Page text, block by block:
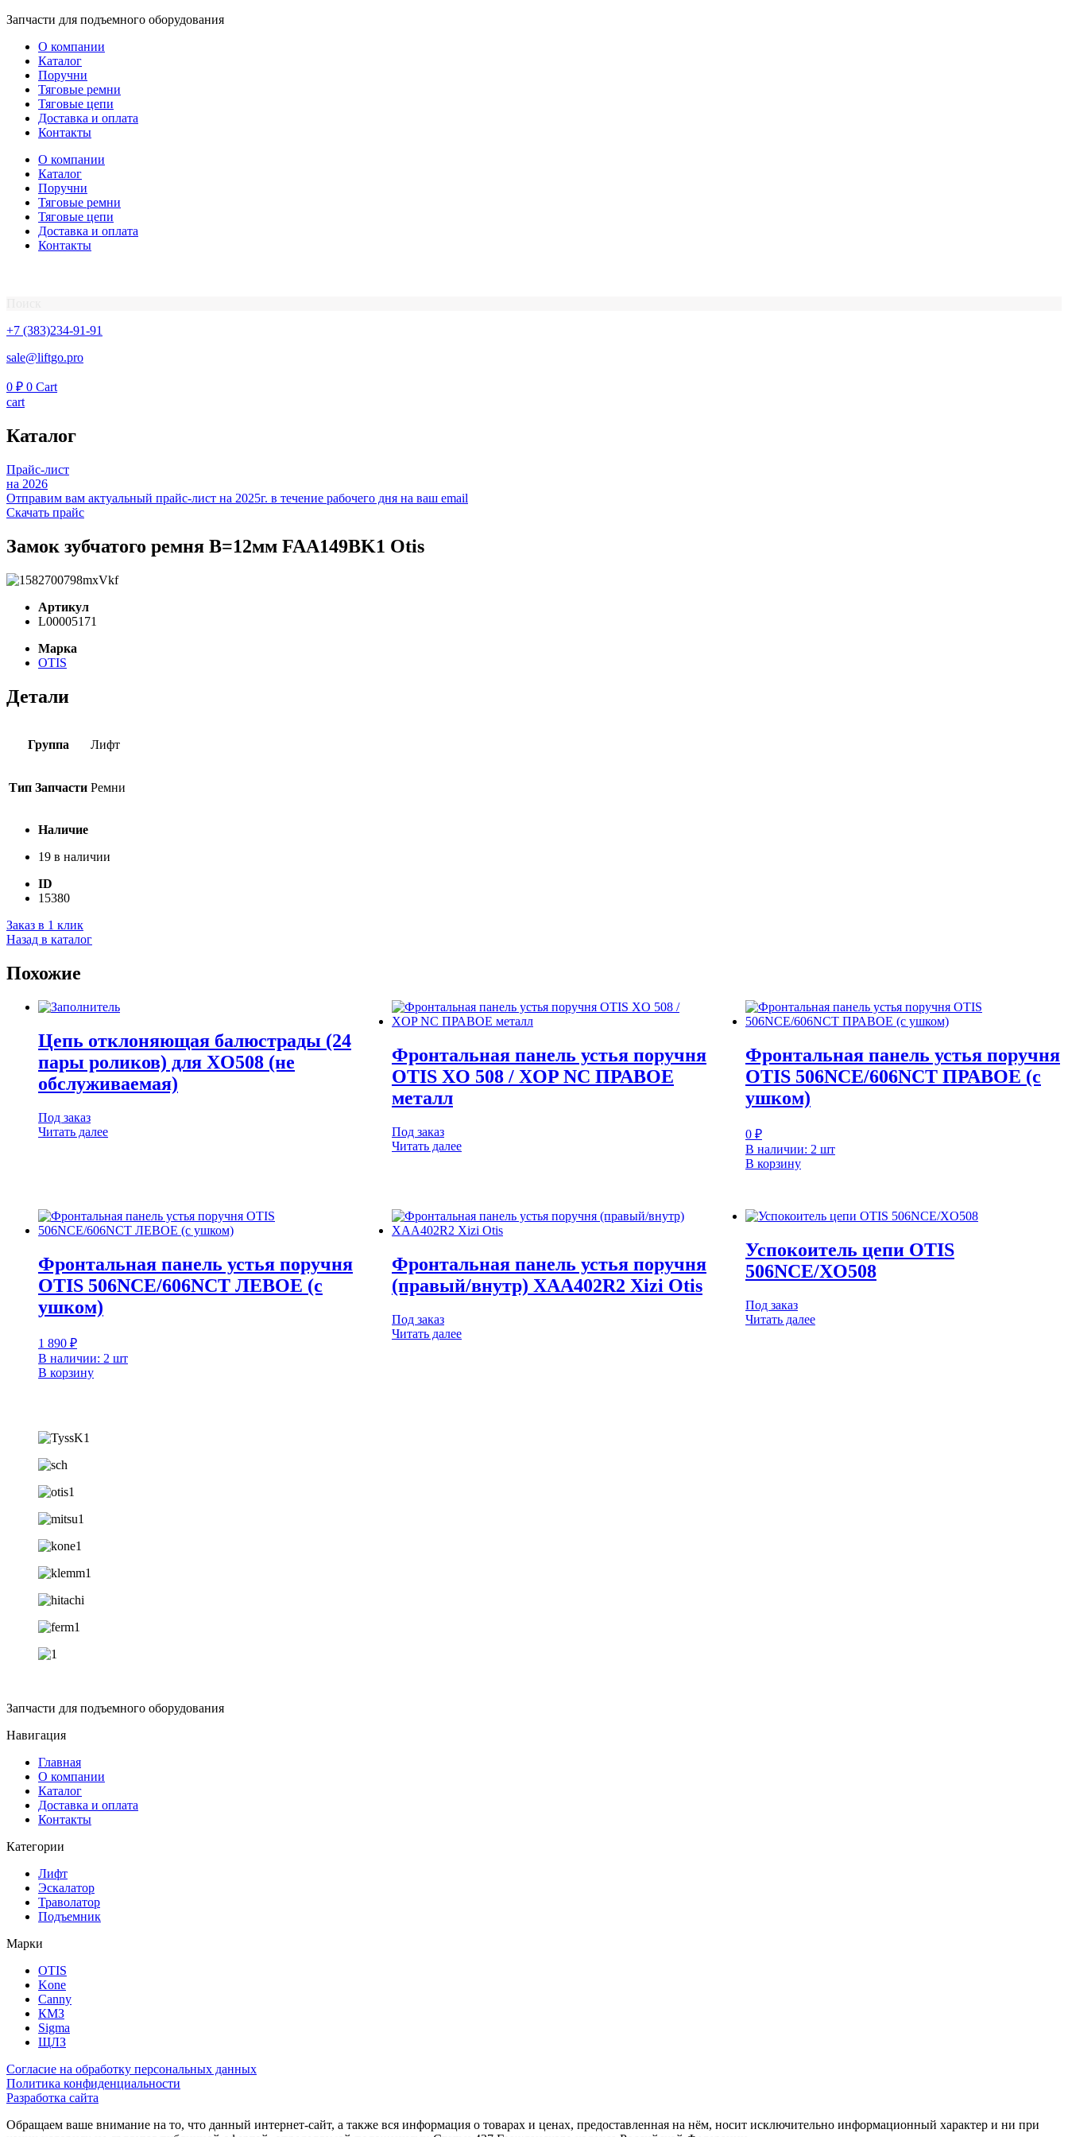
Перейти
содержимому
Запчасти для подъемного оборудования
О компании
Каталог
Поручни
Тяговые ремни
Тяговые цепи
Доставка и оплата
Контакты
О компании
Каталог
Поручни
Тяговые ремни
Тяговые цепи
Доставка и оплата
Контакты
+7 (383)234-91-91
sale@liftgo.pro
0 ₽ 0 Cart
cart
Каталог
Прайс-лист
на 2026
Отправим вам актуальный прайс-лист на 2025г. в течение рабочего дня на ваш email
Скачать прайс
Замок зубчатого ремня B=12мм FAA149BK1 Otis
Артикул
L00005171
Марка
OTIS
Детали
Группа Лифт
Тип Запчасти Ремни
Наличие
19 в наличии
ID
15380
Заказ в 1 клик
Назад в каталог
Похожие
Цепь отклоняющая балюстрады (24
пары роликов) для XO508 (не
обслуживаемая)
Под заказ
Читать далее
Фронтальная панель устья поручня
OTIS XO 508 / XOP NC ПРАВОЕ
металл
Под заказ
Читать далее
Фронтальная панель устья поручня
OTIS 506NCE/606NCT ПРАВОЕ (с
ушком)
0 ₽
В наличии: 2 шт
В корзину
Фронтальная панель устья поручня
OTIS 506NCE/606NCT ЛЕВОЕ (с
ушком)
1 890 ₽
В наличии: 2 шт
В корзину
Фронтальная панель устья поручня
(правый/внутр) XAA402R2 Xizi Otis
Под заказ
Читать далее
Успокоитель цепи OTIS
506NCE/XO508
Под заказ
Читать далее
Запчасти для подъемного оборудования
Навигация
Главная
О компании
Каталог
Доставка и оплата
Контакты
Категории
Лифт
Эскалатор
Траволатор
Подъемник
Марки
OTIS
Kone
Canny
КМЗ
Sigma
ЩЛЗ
Согласие на обработку персональных данных
Политика конфиденциальности
Разработка сайта
Обращаем ваше внимание на то, что данный интернет-сайт, а также вся информация о товарах и ценах, предоставленная на нём, носит исключительно информационный характер и ни при